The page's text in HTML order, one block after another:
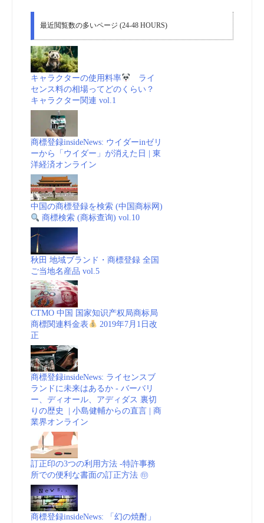
最近閲覧数の多いページ (24-48 HOURS)
キャラクターの使用料率
ライ
センス料の相場ってどのくらい？
キャラクター関連 vol.1
商標登録insideNews: ウイダーinゼリ
ーから「ウイダー」が消えた日 | 東
洋経済オンライン
中国の商標登録を検索 (中国商标网)
商標検索 (商标查询) vol.10
秋田 地域ブランド・商標登録 全国
ご当地名産品 vol.5
CTMO 中国 国家知识产权局商标局
商標関連料金表
2019年7月1日改
正
商標登録insideNews: ライセンスブ
ランドに未来はあるか - バーバリ
ー、ディオール、アディダス 裏切
りの歴史 | 小島健輔からの直言 | 商
業界オンライン
訂正印の3つの利用方法 -特許事務
所での便利な書面の訂正方法 ㊞
商標登録insideNews: 「幻の焼酎」